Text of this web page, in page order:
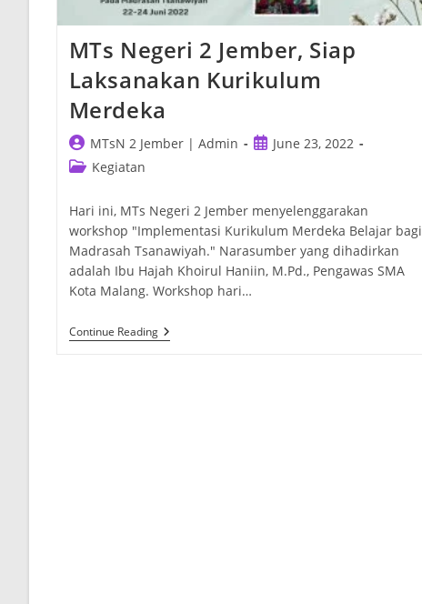
MTs Negeri 2 Jember, Siap
Laksanakan Kurikulum
Merdeka
Post
author:
MTsN 2 Jember | Admin
PostJune 23, 2022
PostKegiatan
Hari ini, MTs Negeri 2 Jember menyelenggarakan
workshop "Implementasi Kurikulum Merdeka Belajar bagi
Madrasah Tsanawiyah." Narasumber yang dihadirkan
adalah Ibu Hajah Khoirul Haniin, M.Pd., Pengawas SMA
Kota Malang. Workshop hari…
Continue ReadingMTs
Negeri